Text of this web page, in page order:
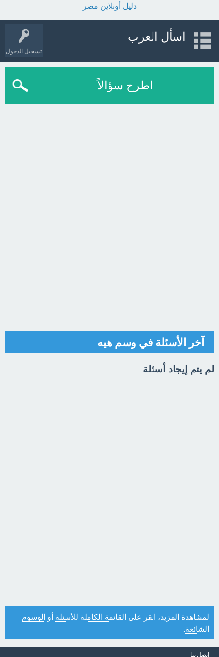
دليل أونلاين مصر
تسجيل الدخول
اسأل العرب
اطرح سؤالاً
آخر الأسئلة في وسم هيه
لم يتم إيجاد أسئلة
لمشاهدة المزيد، انقر على القائمة الكاملة للأسئلة أو الوسوم
الشائعة.
اتصل بنا